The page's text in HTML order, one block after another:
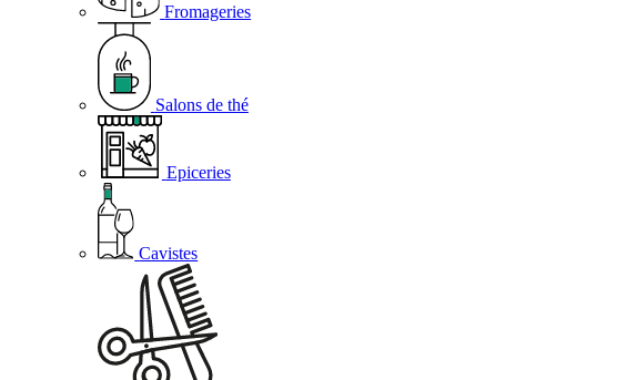
Fromageries
Salons de thé
Epiceries
Cavistes